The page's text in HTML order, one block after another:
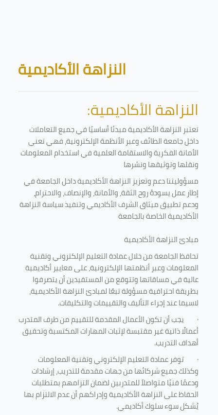
Blocks
النزاهة الأكاديمية
النزاهة الأكاديمية:
تعتبر النزاهة الأكاديمية مبدئا أساسيًا في جميع التعاملات
داخل جامعة الطائف وعبر الأنظمة الإلكترونية، فهي تعني
الأمانة الفكرية والاستقامة العلمية في استخدام المعلومات
ونقلها وتوثيقها ونشرها
مسؤوليتنا دعم وتعزيز النزاهة الأكاديمية داخل الجامعة في
إطار عمل يسودهُ روح الثقة، والأمانة، والإنصاف، والاحترام،
ودعم تطبيق ميثاق الشرف الأكاديمي وتنفيذ سياسة النزاهة
الأكاديمية الخاصة بالجامعة
مبادئ النزاهة الأكاديمية
تحافظ الجامعة من خلال عمادة التعليم الإلكتروني وتقنية
المعلومات وعبر أنظمتها الإلكترونية، على معايير أكاديمية
عالية في مساقاتها وتتوقع من المستفيدين أن يتصرفوا
بطريقة احترافية مسؤولة تبعًا لمبادئ النزاهة الأكاديمية،
لاسيما عند إجراء التأليف والتقييمات والتكليفات.
· يجب أن تكون الأعمال المقدمة للتقييم من طرف المتدرب
أعمالًا ذاتية غير مقتبسة لإثبات المهارات المكتسبة وتحقيق
أهداف التدريب.
· توفر عمادة التعليم الإلكتروني وتقنية المعلومات
وكذلك جميع شركائها من جهات مقدمة للتدريب، إرشادات
ودعمًا فنيًا متواصلاً للمتدربين لضمان التزامهم بمتطلبات
الحفاظ على النزاهة الأكاديمية وإدراكهم أن عدم الالتزام بها
يُشكل سوء سلوك أكاديمي.